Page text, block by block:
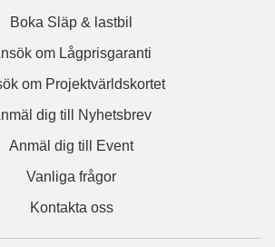
Boka Släp & lastbil
om Lågprisgaranti
om Projektvärldskortet
dig till Nyhetsbrev
Anmäl dig till Event
Vanliga frågor
Kontakta oss